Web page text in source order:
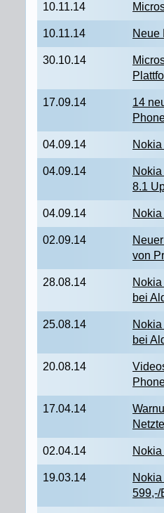
10.11.14
10.11.14 Neue
30.10.14
17.09.14
14
04.09.14
04.09.14
8.1
04.09.14
02.09.14
von
28.08.14
bei
25.08.14
bei
20.08.14
17.04.14
02.04.14
19.03.14
599,-/